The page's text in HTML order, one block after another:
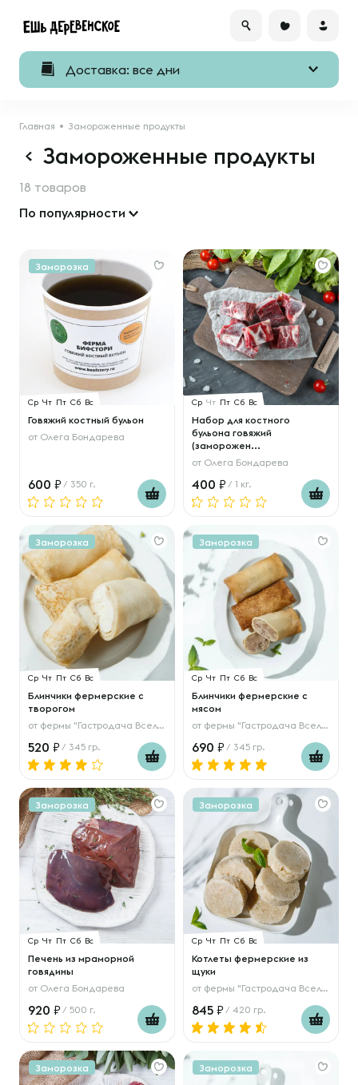
Доставка: все дни
Главная Замороженные продукты
Замороженные продукты
18 товаров
По популярности
Заморозка
Ср Чт Пт Сб Вс
Говяжий костный бульон
от Олега Бондарева
600 / 350 г.
Ср Чт Пт Сб Вс
Набор для костного
бульона говяжий
(заморожен...
от Олега Бондарева
400 / 1 кг.
Заморозка
Ср Чт Пт Сб Вс
Блинчики фермерские с
творогом
от фермы "Гастродача Вселуг"
520 / 345 гр.
Заморозка
Ср Чт Пт Сб Вс
Блинчики фермерские с
мясом
от фермы "Гастродача Вселуг"
690 / 345 гр.
Заморозка
Ср Чт Пт Сб Вс
Печень из мраморной
говядины
от Олега Бондарева
920 / 500 г.
Заморозка
Ср Чт Пт Сб Вс
Котлеты фермерские из
щуки
от фермы "Гастродача Вселуг"
845 / 420 гр.
Заморозка Заморозка